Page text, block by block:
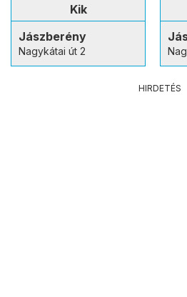
Kik
Jászberény
Nagykátai út 2
HIRDETÉS